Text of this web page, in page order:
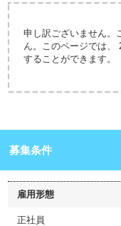
申し訳ございません。
ん。このページでは、
することができます。
募集条件
雇用形態
正社員